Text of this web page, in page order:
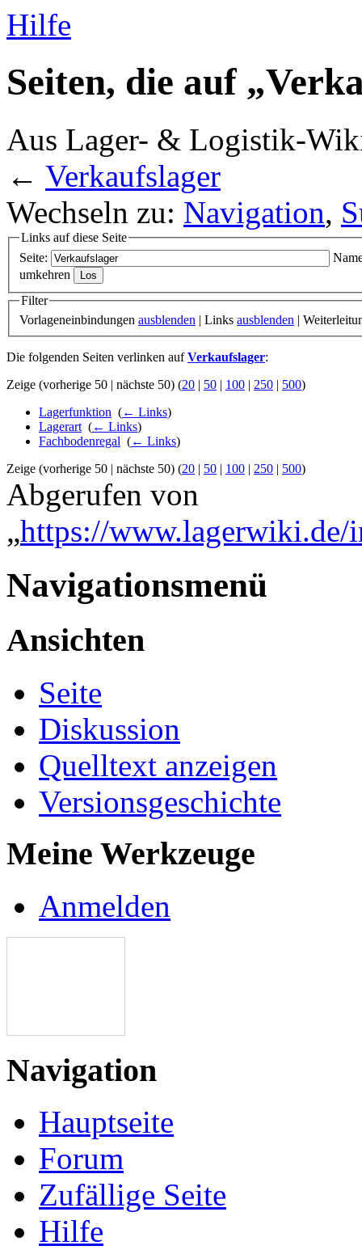
Hilfe
Seiten, die auf
Aus Lager- & Logistik-
← Verkaufslager
Wechseln zu: Navigation,
Links auf diese Seite
Seite:
umkehren
Filter
Vorlageneinbindungen ausblenden | Links ausblenden |
Die folgenden Seiten verlinken aufVerkaufslager:
Zeige (vorherige 50 | nächste 50) (20 | 50 | 100 | 250 | 500)
Lagerfunktion (← Links)
Lagerart (← Links)
Fachbodenregal (← Links)
Zeige (vorherige 50 | nächste 50) (20 | 50 | 100 | 250 | 500)
Abgerufen von
„https://www.lagerwiki.de/
Navigationsmenü
Ansichten
Seite
Diskussion
Quelltext anzeigen
Versionsgeschichte
Meine Werkzeuge
Anmelden
Navigation
Hauptseite
Forum
Zufällige Seite
Hilfe